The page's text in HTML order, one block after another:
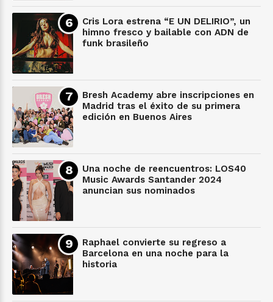
Cris Lora estrena “E UN DELIRIO”, un
himno fresco y bailable con ADN de
funk brasileño
Bresh Academy abre inscripciones en
Madrid tras el éxito de su primera
edición en Buenos Aires
Una noche de reencuentros: LOS40
Music Awards Santander 2024
anuncian sus nominados
Raphael convierte su regreso a
Barcelona en una noche para la
historia